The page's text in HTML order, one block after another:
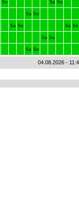
So Sa So
Sa So
Sa So Sa So
Sa So
Sa So
04.08.2026 -